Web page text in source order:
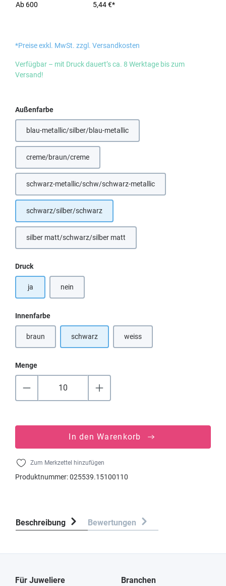
Ab 600 5,44 €*
*Preise exkl. MwSt. zzgl. Versandkosten
Verfügbar – mit Druck dauert’s ca. 8 Werktage bis zum
Versand!
Außenfarbeauswählen
blau-metallic/silber/blau-metallic
(Diese Option ist zurzeit nicht verfügbar.)
creme/braun/creme(Diese Option ist zurzeit nicht verfügbar.)
schwarz-metallic/schw/schwarz-metallic
schwarz/silber/schwarz
silber matt/schwarz/silber matt
Druckauswählen
ja nein
Innenfarbeauswählen
braun(Diese Option ist zurzeit nicht verfügbar.)
schwarz weiss(Diese Option ist zurzeit nicht
Menge
In den Warenkorb
Zum Merkzettel hinzufügen
Produktnummer:025539.15100110
Beschreibung Bewertungen
Für Juweliere Branchen